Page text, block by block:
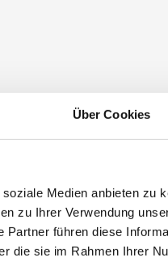
Über Cookies
Medien anbieten zu
zu Ihrer Verwendung
Partner führen diese
die sie im Rahmen Ihrer